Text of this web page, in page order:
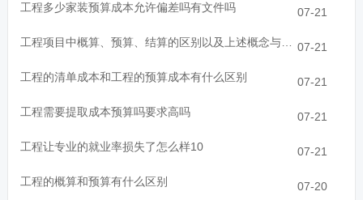
工程多少家装预算成本允许偏差吗有文件吗 07-21
工程项目中概算、预算、结算的区别以及上述概念与成本的关系 07-21
工程的清单成本和工程的预算成本有什么区别 07-21
工程需要提取成本预算吗要求高吗 07-21
工程让专业的就业率损失了怎么样10 07-21
工程的概算和预算有什么区别 07-20